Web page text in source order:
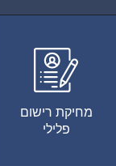
מחיקת רישום
פלילי